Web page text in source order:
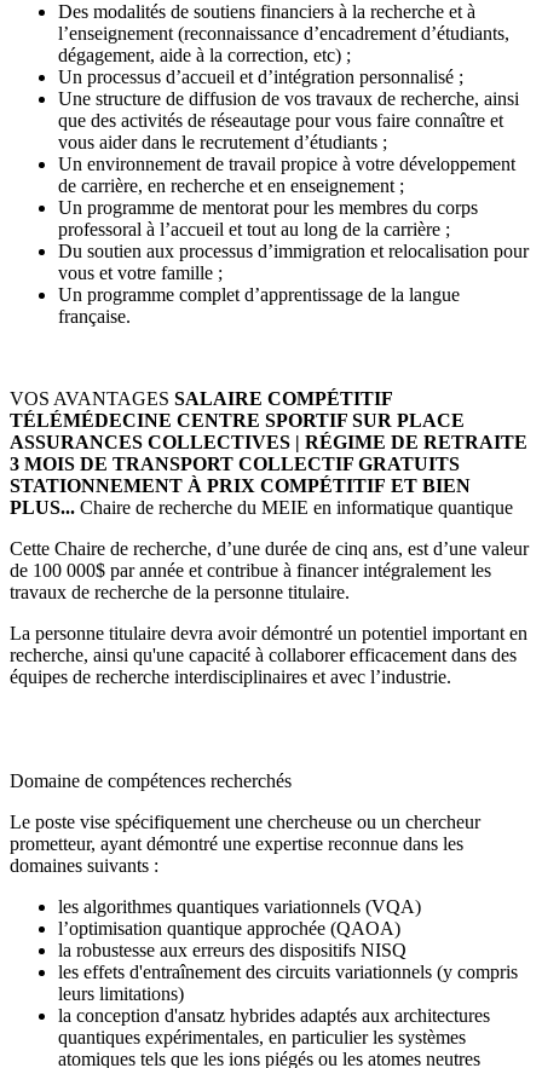
Des modalités de soutiens financiers à la recherche et à
l’enseignement (reconnaissance d’encadrement d’étudiants,
dégagement, aide à la correction, etc) ;
Un processus d’accueil et d’intégration personnalisé ;
Une structure de diffusion de vos travaux de recherche, ainsi
que des activités de réseautage pour vous faire connaître et
vous aider dans le recrutement d’étudiants ;
Un environnement de travail propice à votre développement
de carrière, en recherche et en enseignement ;
Un programme de mentorat pour les membres du corps
professoral à l’accueil et tout au long de la carrière ;
Du soutien aux processus d’immigration et relocalisation pour
vous et votre famille ;
Un programme complet d’apprentissage de la langue
française.
VOS AVANTAGES SALAIRE COMPÉTITIF
TÉLÉMÉDECINE CENTRE SPORTIF SUR PLACE
ASSURANCES COLLECTIVES | RÉGIME DE RETRAITE
3 MOIS DE TRANSPORT COLLECTIF GRATUITS
STATIONNEMENT À PRIX COMPÉTITIF ET BIEN
PLUS... Chaire de recherche du MEIE en informatique quantique
Cette Chaire de recherche, d’une durée de cinq ans, est d’une valeur
de 100 000$ par année et contribue à financer intégralement les
travaux de recherche de la personne titulaire.
La personne titulaire devra avoir démontré un potentiel important en
recherche, ainsi qu'une capacité à collaborer efficacement dans des
équipes de recherche interdisciplinaires et avec l’industrie.
Domaine de compétences recherchés
Le poste vise spécifiquement une chercheuse ou un chercheur
prometteur, ayant démontré une expertise reconnue dans les
domaines suivants :
les algorithmes quantiques variationnels (VQA)
l’optimisation quantique approchée (QAOA)
la robustesse aux erreurs des dispositifs NISQ
les effets d'entraînement des circuits variationnels (y compris
leurs limitations)
la conception d'ansatz hybrides adaptés aux architectures
quantiques expérimentales, en particulier les systèmes
atomiques tels que les ions piégés ou les atomes neutres